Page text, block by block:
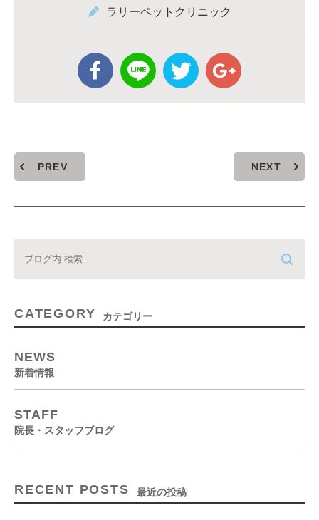
ラリーペットクリニック
PREV NEXT
CATEGORY カテゴリー
NEWS
新着情報
STAFF
院長・スタッフブログ
RECENT POSTS 最近の投稿